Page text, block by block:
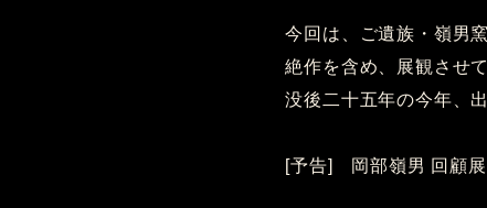
今回は、ご遺族・嶺男
絶作を含め、展観させ
没後二十五年の今年、
[予告] 岡部嶺男 回顧